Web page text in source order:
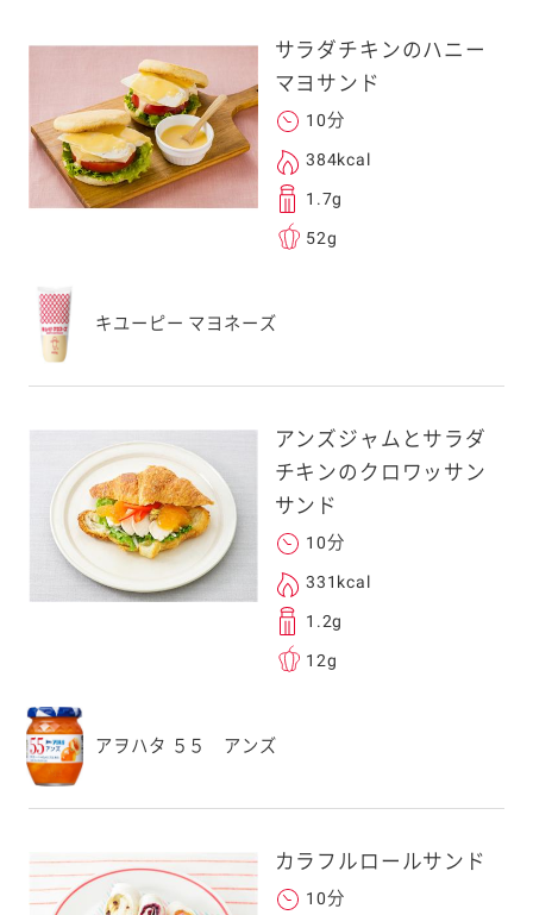
サラダチキンのハニー
マヨサンド
10分
384kcal
1.7g
52g
キユーピー マヨネーズ
アンズジャムとサラダ
チキンのクロワッサン
サンド
10分
331kcal
1.2g
12g
アヲハタ ５５ アンズ
カラフルロールサンド
10分